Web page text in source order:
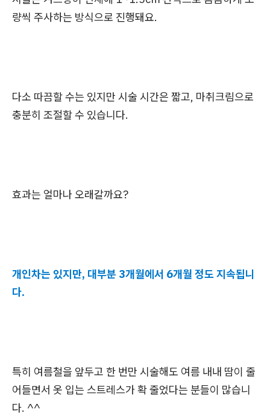
량씩 주사하는 방식으로 진행돼요.
다소 따끔할 수는 있지만 시술 시간은 짧고, 마취크림으로
충분히 조절할 수 있습니다.
효과는 얼마나 오래갈까요?
개인차는 있지만, 대부분 3개월에서 6개월 정도 지속됩니
다.
특히 여름철을 앞두고 한 번만 시술해도 여름 내내 땀이 줄
어들면서 옷 입는 스트레스가 확 줄었다는 분들이 많습니
다. ^^